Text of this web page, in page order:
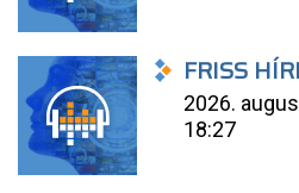
FRISS
2026.
18:27